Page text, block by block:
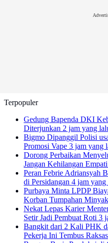
Terpopuler
Gedung Bapenda DKI
Diterjunkan 2 jam yang
Bigmo Dipanggil Polisi
Promosi Vape 3 jam yang
Dorong Perbaikan
Jangan Kehilangan Empati
Peran Febrie Adriansyah
di Persidangan 4 jam yang
Purbaya Minta LPDP
Korban Tumpahan Minyak
Nekat Lepas Karier
Setir Jadi Pembuat Roti 3
Bangkit dari 2 Kali PHK
Pekerja Ini Tembus